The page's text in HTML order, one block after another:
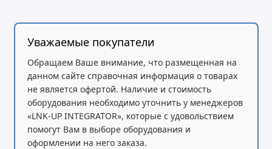
Разъёмы:USB, EPO, RS232, SNMP
(Встроена)
DSP-управление, 100%
микропроцессорный контроль
Защита:автоматические термомагнитные
выключатели для входа, выхода, батареи и
Уважаемые покупатели
Обращаем Ваше внимание, что размещенная на
данном сайте справочная информация о товарах
не является офертой. Наличие и стоимость
оборудования необходимо уточнить у менеджеров
«LNK-UP INTEGRATOR», которые с удовольствием
помогут Вам в выборе оборудования и
оформлении на него заказа.